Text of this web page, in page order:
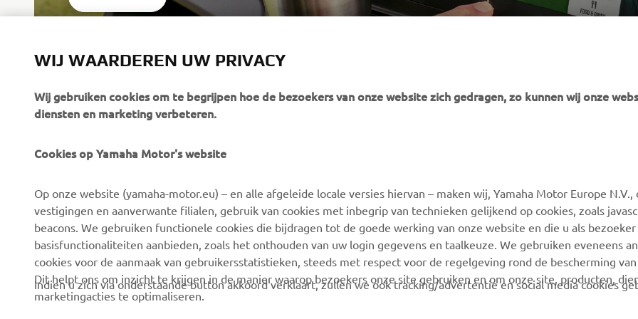
CORPORATE
Over ons
Nieuws
Evenementen
Werken bij Yamaha
BUSINESS
eBike-systemen
Autoriteiten
Golfterreinen
Eerstehulpverleners
Rijscholen
MyYamaha
Yamaha Music
Yamaha Racing
Yamaha Motor Global
Webshop Support
Onderdelen Catalogus
Onderhoudsafspraak
maken
Vind een Yamaha-dealer
WIJ WAARDEREN UW PRIVACY
Wij gebruiken cookies om te begrijpen hoe de bezoekers van onze website zich gedragen, zo kunnen wij onze
diensten en marketing verbeteren.
Cookies op Yamaha Motor's website
Op onze website (yamaha-motor.eu) – en alle afgeleide locale versies hiervan – maken wij, Yamaha Motor Europe N.V.,
vestigingen en aanverwante filialen, gebruik van cookies met inbegrip van technieken gelijkend op cookies, zoals
beacons. We gebruiken functionele cookies die bijdragen tot de goede werking van onze website en die u als bezoeker
basisfunctionaliteiten aanbieden, zoals het onthouden van uw login gegevens en taalkeuze. We gebruiken eveneens
cookies voor de aanmaak van gebruikersstatistieken, steeds met respect voor de regelgeving rond de bescherming
Dit helpt ons om inzicht te krijgen in de manier waarop bezoekers onze site gebruiken en om onze site, producten,
marketingacties te optimaliseren.
Indien u zich via onderstaande button akkoord verklaart, zullen we ook tracking/advertentie en social media cookies